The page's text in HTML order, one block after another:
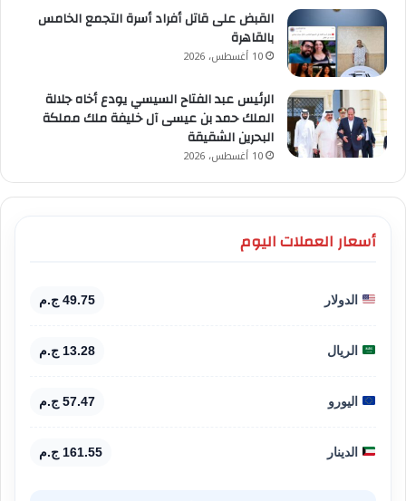
القبض على قاتل أفراد أسرة التجمع الخامس
بالقاهرة
10 أغسطس، 2026
الرئيس عبد الفتاح السيسي يودع أخاه جلالة
الملك حمد بن عيسى آل خليفة ملك مملكة
البحرين الشقيقة
10 أغسطس، 2026
أسعار العملات اليوم
الدولار 49.75 ج.م
الريال 13.28 ج.م
اليورو 57.47 ج.م
الدينار 161.55 ج.م